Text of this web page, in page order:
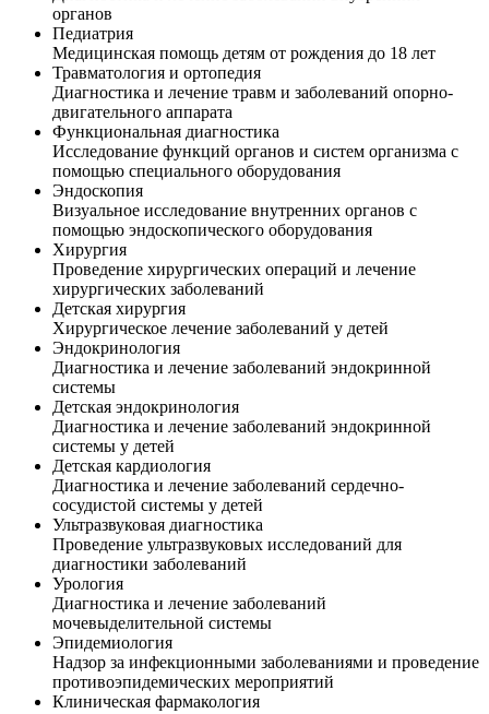
органов
Педиатрия
Медицинская помощь детям от рождения до 18 лет
Травматология и ортопедия
Диагностика и лечение травм и заболеваний опорно-
двигательного аппарата
Функциональная диагностика
Исследование функций органов и систем организма с
помощью специального оборудования
Эндоскопия
Визуальное исследование внутренних органов с
помощью эндоскопического оборудования
Хирургия
Проведение хирургических операций и лечение
хирургических заболеваний
Детская хирургия
Хирургическое лечение заболеваний у детей
Эндокринология
Диагностика и лечение заболеваний эндокринной
системы
Детская эндокринология
Диагностика и лечение заболеваний эндокринной
системы у детей
Детская кардиология
Диагностика и лечение заболеваний сердечно-
сосудистой системы у детей
Ультразвуковая диагностика
Проведение ультразвуковых исследований для
диагностики заболеваний
Урология
Диагностика и лечение заболеваний
мочевыделительной системы
Эпидемиология
Надзор за инфекционными заболеваниями и проведение
противоэпидемических мероприятий
Клиническая фармакология